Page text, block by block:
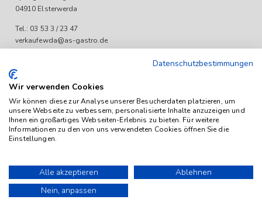
04910 Elsterwerda
Tel.: 03 53 3 / 23 47
verkaufewda@as-gastro.de
Mo-Fr 09:00 bis 17:00 Uhr
Das Angebot von as-Gastro richtet sich ausschließlich an
und verstehen sich netto zzgl. geltender gesetzl. USt.
Datenschutzbestimmungen
Wir verwenden Cookies
Wir können diese zur Analyse unserer Besucherdaten platzieren, um
unsere Webseite zu verbessern, personalisierte Inhalte anzuzeigen und
Ihnen ein großartiges Webseiten-Erlebnis zu bieten. Für weitere
Informationen zu den von uns verwendeten Cookies öffnen Sie die
Einstellungen.
Alle akzeptieren
Ablehnen
Nein, anpassen